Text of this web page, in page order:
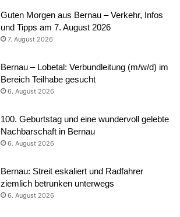
Guten Morgen aus Bernau – Verkehr, Infos
und Tipps am 7. August 2026
7. August 2026
Bernau – Lobetal: Verbundleitung (m/w/d) im
Bereich Teilhabe gesucht
6. August 2026
100. Geburtstag und eine wundervoll gelebte
Nachbarschaft in Bernau
6. August 2026
Bernau: Streit eskaliert und Radfahrer
ziemlich betrunken unterwegs
6. August 2026